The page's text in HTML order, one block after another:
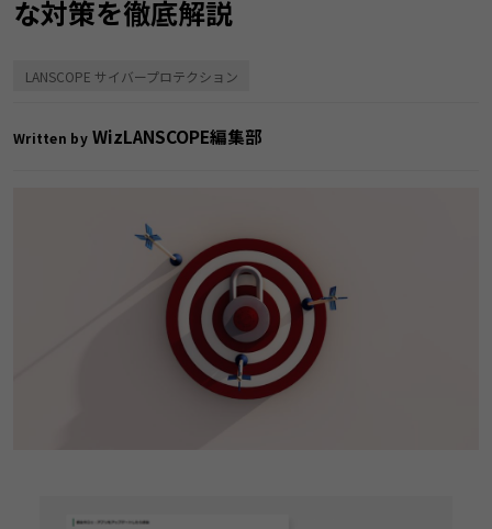
な対策を徹底解説
LANSCOPE サイバープロテクション
Written byWizLANSCOPE編集部